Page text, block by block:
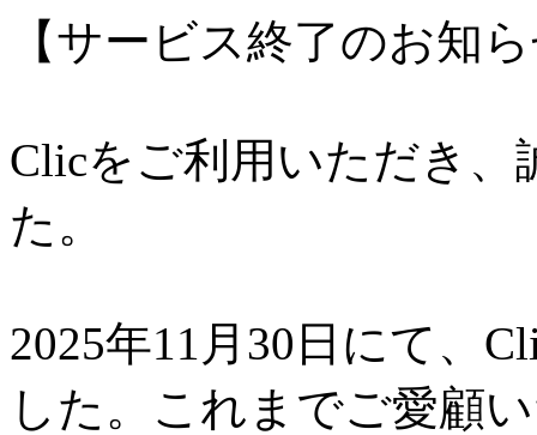
【サービス終了のお知
Clicをご利用いただき
た。
2025年11月30日にて、
した。これまでご愛顧